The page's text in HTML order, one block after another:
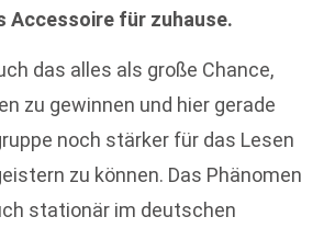
Accessoire für zuhause.
das alles als große Chance,
zu gewinnen und hier gerade
noch stärker für das Lesen
zu können. Das Phänomen
stationär im deutschen